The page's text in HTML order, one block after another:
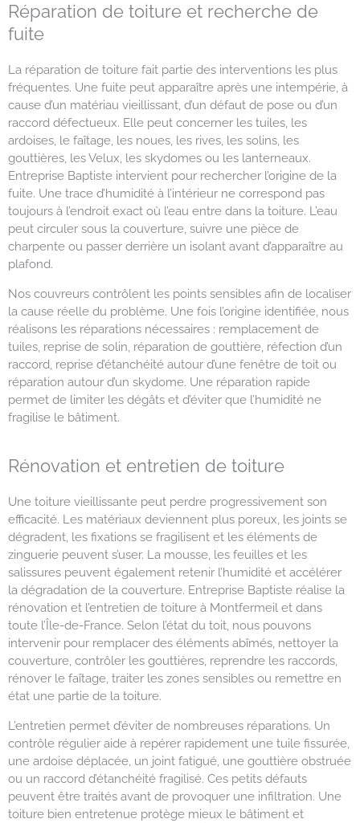
Réparation de toiture et recherche de
fuite
La réparation de toiture fait partie des interventions les plus
fréquentes. Une fuite peut apparaître après une intempérie, à
cause d’un matériau vieillissant, d’un défaut de pose ou d’un
raccord défectueux. Elle peut concerner les tuiles, les
ardoises, le faîtage, les noues, les rives, les solins, les
gouttières, les Velux, les skydomes ou les lanterneaux.
Entreprise Baptiste intervient pour rechercher l’origine de la
fuite. Une trace d’humidité à l’intérieur ne correspond pas
toujours à l’endroit exact où l’eau entre dans la toiture. L’eau
peut circuler sous la couverture, suivre une pièce de
charpente ou passer derrière un isolant avant d’apparaître au
plafond.
Nos couvreurs contrôlent les points sensibles afin de localiser
la cause réelle du problème. Une fois l’origine identifiée, nous
réalisons les réparations nécessaires : remplacement de
tuiles, reprise de solin, réparation de gouttière, réfection d’un
raccord, reprise d’étanchéité autour d’une fenêtre de toit ou
réparation autour d’un skydome. Une réparation rapide
permet de limiter les dégâts et d’éviter que l’humidité ne
fragilise le bâtiment.
Rénovation et entretien de toiture
Une toiture vieillissante peut perdre progressivement son
efficacité. Les matériaux deviennent plus poreux, les joints se
dégradent, les fixations se fragilisent et les éléments de
zinguerie peuvent s’user. La mousse, les feuilles et les
salissures peuvent également retenir l’humidité et accélérer
la dégradation de la couverture. Entreprise Baptiste réalise la
rénovation et l’entretien de toiture à Montfermeil et dans
toute l’Île-de-France. Selon l’état du toit, nous pouvons
intervenir pour remplacer des éléments abîmés, nettoyer la
couverture, contrôler les gouttières, reprendre les raccords,
rénover le faîtage, traiter les zones sensibles ou remettre en
état une partie de la toiture.
L’entretien permet d’éviter de nombreuses réparations. Un
contrôle régulier aide à repérer rapidement une tuile fissurée,
une ardoise déplacée, un joint fatigué, une gouttière obstruée
ou un raccord d’étanchéité fragilisé. Ces petits défauts
peuvent être traités avant de provoquer une infiltration. Une
toiture bien entretenue protège mieux le bâtiment et